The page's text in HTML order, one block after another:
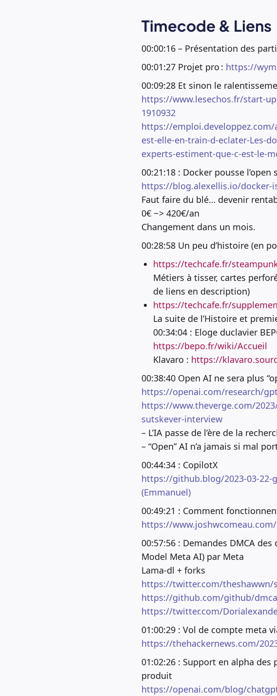
Timecode & Liens
00:00:16 – Présentation des
00:01:27 Projet pro : https://
00:09:28 Et sinon le
https://www.lesechos.fr/start-
1910932
https://emploi.developpez.com/
est-elle-en-train-d-eclater-Les-
experts-estiment-que-c-est-le-
00:21:18 : Docker pousse
https://blog.alexellis.io/docker-
Faut faire du blé… devenir
0€ −> 420€/an
Changement dans un mois.
00:28:58 Un peu d’histoire (en
https://techcafe.fr/
Métiers à tisser, cartes
de liens en description)
https://techcafe.fr/
La suite de l’Histoire et
00:34:04 : Eloge duclavier
https://bepo.fr/wiki/Accueil
Klavaro : https://
00:38:40 Open AI ne sera plus
https://openai.com/research/
https://www.theverge.com/
sutskever-interview
– L’IA passe de l’ère de la
– “Open” AI n’a jamais si mal
00:44:34 : CopilotX
https://github.blog/2023-03-22-
(Emmanuel)
00:49:21 : Comment
https://
00:57:56 : Demandes DMCA
Model Meta AI) par Meta
Lama-dl + forks
https://twitter.com/theshawwn/
https://github.com/github/
https://twitter.com/
01:00:29 : Vol de compte meta
https://thehackernews.com/
01:02:26 : Support en alpha
produit
https://openai.com/blog/